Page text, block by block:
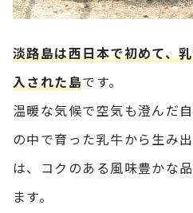
淡路島は西日本で初めて、
入された島です。
温暖な気候で空気も澄んだ
の中で育った乳牛から生み
は、コクのある風味豊かな
ます。